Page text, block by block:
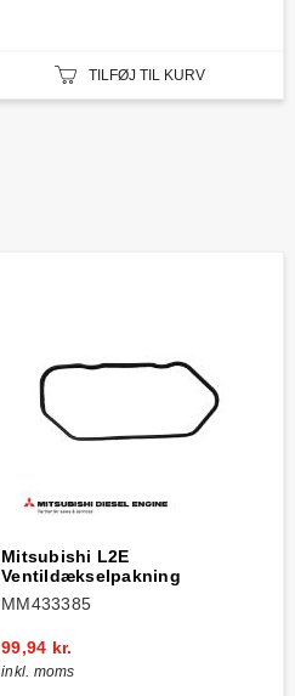
TILFØJ TIL KURV
Mitsubishi L2E
Ventildækselpakning
MM433385
99,94 kr.
inkl. moms